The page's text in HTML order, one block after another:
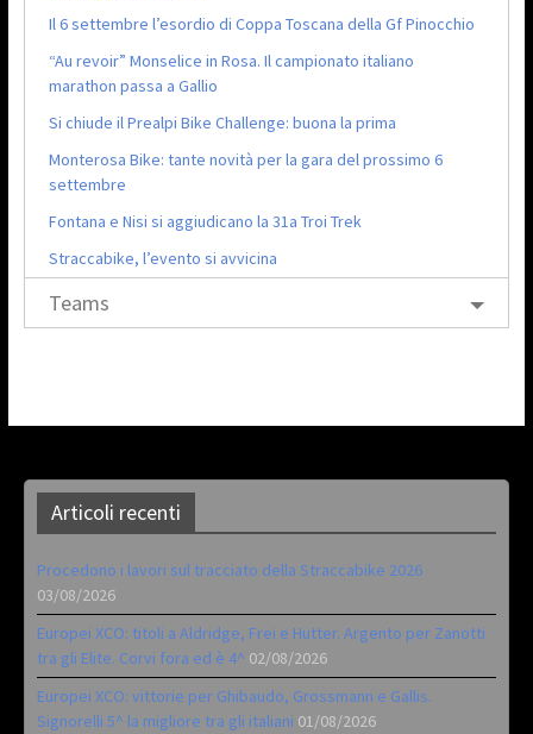
Il 6 settembre l’esordio di Coppa Toscana della Gf Pinocchio
“Au revoir” Monselice in Rosa. Il campionato italiano
marathon passa a Gallio
Si chiude il Prealpi Bike Challenge: buona la prima
Monterosa Bike: tante novità per la gara del prossimo 6
settembre
Fontana e Nisi si aggiudicano la 31a Troi Trek
Straccabike, l’evento si avvicina
Teams
Articoli recenti
Procedono i lavori sul tracciato della Straccabike 2026
03/08/2026
Europei XCO: titoli a Aldridge, Frei e Hutter. Argento per Zanotti
tra gli Elite. Corvi fora ed è 4^ 02/08/2026
Europei XCO: vittorie per Ghibaudo, Grossmann e Gallis.
Signorelli 5^ la migliore tra gli italiani 01/08/2026